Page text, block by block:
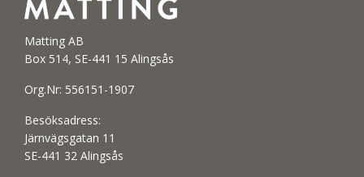
Matting AB
Box 514, SE-441 15 Alingsås
Org.Nr: 556151-1907
Besöksadress:
Järnvägsgatan 11
SE-441 32 Alingsås